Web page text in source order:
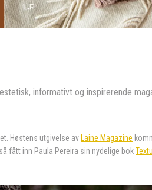
informativt og inspirerende
Høstens utgivelse av Laine Magazine
fått inn Paula Pereira sin nydelige bok